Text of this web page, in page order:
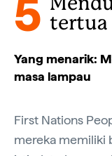
5 tertua
Yang menarik:
masa lampau
First Nations
mereka memiliki